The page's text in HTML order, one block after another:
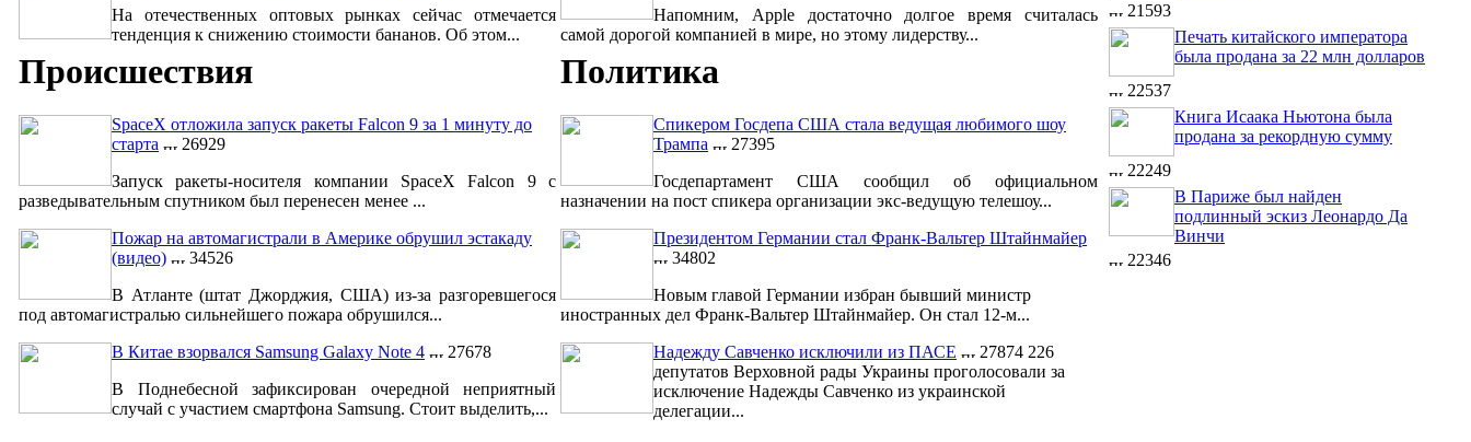
На отечественных оптовых рынках сейчас отмечается
тенденция к снижению стоимости бананов. Об этом...
Напомним, Apple достаточно долгое время считалась
самой дорогой компанией в мире, но этому лидерству...
Происшествия
SpaceX отложила запуск ракеты Falcon 9 за 1 минуту до
старта
26929
Запуск ракеты-носителя компании SpaceX Falcon 9 с
разведывательным спутником был перенесен менее ...
Пожар на автомагистрали в Америке обрушил эстакаду
(видео)
34526
В Атланте (штат Джорджия, США) из-за разгоревшегося
под автомагистралью сильнейшего пожара обрушился...
В Китае взорвался Samsung Galaxy Note 4
27678
В Поднебесной зафиксирован очередной неприятный
случай с участием смартфона Samsung. Стоит выделить,...
Политика
Спикером Госдепа США стала ведущая любимого шоу
Трампа
27395
Госдепартамент США сообщил об официальном
назначении на пост спикера организации экс-ведущую телешоу...
Президентом Германии стал Франк-Вальтер Штайнмайер
34802
Новым главой Германии избран бывший министр
иностранных дел Франк-Вальтер Штайнмайер. Он стал 12-м...
Надежду Савченко исключили из ПАСЕ
27874 226
депутатов Верховной рады Украины проголосовали за
исключение Надежды Савченко из украинской
делегации...
21593
Печать китайского императора
была продана за 22 млн долларов
22537
Книга Исаака Ньютона была
продана за рекордную сумму
22249
В Париже был найден
подлинный эскиз Леонардо Да
Винчи
22346